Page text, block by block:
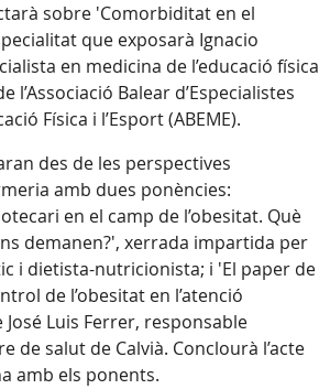
sobre 'Comorbiditat en el
que exposarà Ignacio
en medicina de l’educació física
l’Associació Balear d’Especialistes
Física i l’Esport (ABEME).
des de les perspectives
amb dues ponències:
en el camp de l’obesitat. Què
demanen?', xerrada impartida per
i dietista-nutricionista; i 'El paper de
de l’obesitat en l’atenció
Luis Ferrer, responsable
de salut de Calvià. Conclourà l’acte
amb els ponents.